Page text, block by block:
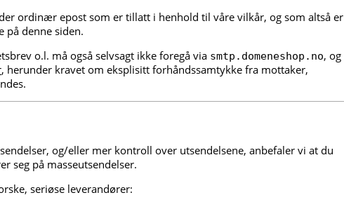
ordinær epost som er tillatt i henhold til våre vilkår, og som altså er
på denne siden.
o.l. må også selvsagt ikke foregå via smtp.domeneshop.no, og
, herunder kravet om eksplisitt forhåndssamtykke fra mottaker,
og/eller mer kontroll over utsendelsene, anbefaler vi at du
seg på masseutsendelser.
seriøse leverandører: